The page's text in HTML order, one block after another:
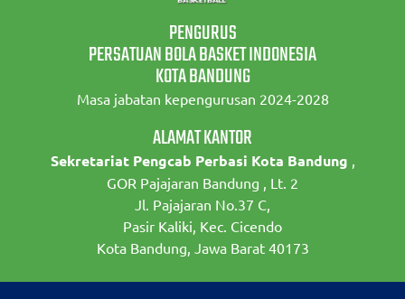
PENGURUS
PERSATUAN BOLA BASKET INDONESIA
KOTA BANDUNG
Masa jabatan kepengurusan 2024-2028
ALAMAT KANTOR
Sekretariat Pengcab Perbasi Kota Bandung ,
GOR Pajajaran Bandung , Lt. 2
Jl. Pajajaran No.37 C,
Pasir Kaliki, Kec. Cicendo
Kota Bandung, Jawa Barat 40173